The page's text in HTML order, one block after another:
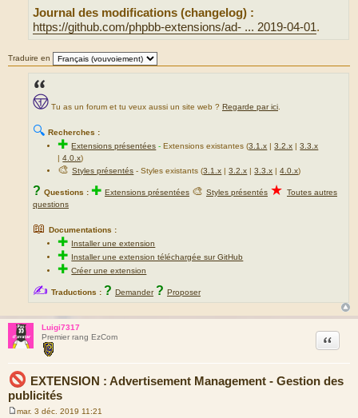
Journal des modifications (changelog) :
https://github.com/phpbb-extensions/ad- ... 2019-04-01.
Traduire en
Tu as un forum et tu veux aussi un site web ? Regarde par ici
🔍 Recherches :
✚Extensions présentées -Extensions existantes (3.1.x |3.2.x |3.3.x
|4.0.x)
🎨Styles présentés - Styles existants (3.1.x |3.2.x |3.3.x |4.0.x)
? Questions : ✚ Extensions présentées 🎨 Styles présentés ★ Toutes autres
questions
📖 Documentations :
✚ Installer une extension
✚ Installer une extension téléchargée sur GitHub
✚Créer une extension
✍ Traductions : ? Demander ? Proposer
Luigi7317
Premier rang EzCom
EXTENSION : Advertisement Management - Gestion des
publicités
Citation
mar. 3 déc. 2019 11:21